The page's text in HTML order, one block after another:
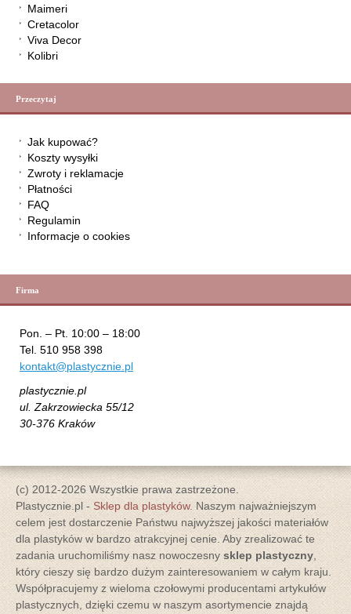
Maimeri
Cretacolor
Viva Decor
Kolibri
Przeczytaj
Jak kupować?
Koszty wysyłki
Zwroty i reklamacje
Płatności
FAQ
Regulamin
Informacje o cookies
Firma
Pon. – Pt. 10:00 – 18:00
Tel. 510 958 398
kontakt@plastycznie.pl
plastycznie.pl
ul. Zakrzowiecka 55/12
30-376 Kraków
(c) 2012-2026 Wszystkie prawa zastrzeżone.
Plastycznie.pl -Sklep dla plastyków. Naszym najważniejszym
celem jest dostarczenie Państwu najwyższej jakości materiałów
dla plastyków w bardzo atrakcyjnej cenie. Aby zrealizować te
zadania uruchomiliśmy nasz nowoczesnysklep plastyczny,
który cieszy się bardzo dużym zainteresowaniem w całym kraju.
Współpracujemy z wieloma czołowymi producentami artykułów
plastycznych, dzięki czemu w naszym asortymencie znajdą